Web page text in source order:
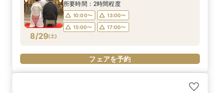
8/29(土)
所要時間：2時間程度
10:00〜
13:00〜
15:00〜
17:00〜
フェアを予約